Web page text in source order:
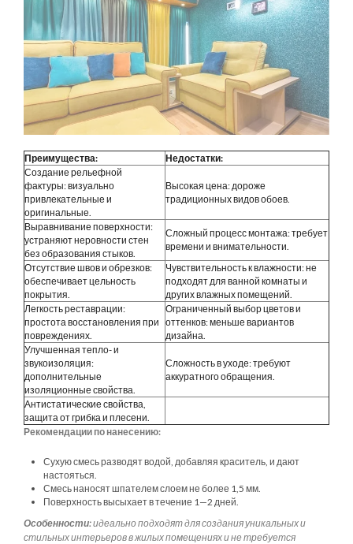
Преимущества:
Недостатки:
Создание рельефной
фактуры: визуально
привлекательные и
оригинальные.
Высокая цена: дороже
традиционных видов обоев.
Выравнивание поверхности:
устраняют неровности стен
без образования стыков.
Сложный процесс монтажа: требует
времени и внимательности.
Отсутствие швов и обрезков:
обеспечивает цельность
покрытия.
Чувствительность к влажности: не
подходят для ванной комнаты и
других влажных помещений.
Легкость реставрации:
простота восстановления при
повреждениях.
Ограниченный выбор цветов и
оттенков: меньше вариантов
дизайна.
Улучшенная тепло- и
звукоизоляция:
дополнительные
изоляционные свойства.
Сложность в уходе: требуют
аккуратного обращения.
Антистатические свойства,
защита от грибка и плесени.
Рекомендации по нанесению:
Сухую смесь разводят водой, добавляя краситель, и дают
настояться.
Смесь наносят шпателем слоем не более 1,5 мм.
Поверхность высыхает в течение 1—2 дней.
Особенности:идеально подходят для создания уникальных и
стильных интерьеров в жилых помещениях и не требуется